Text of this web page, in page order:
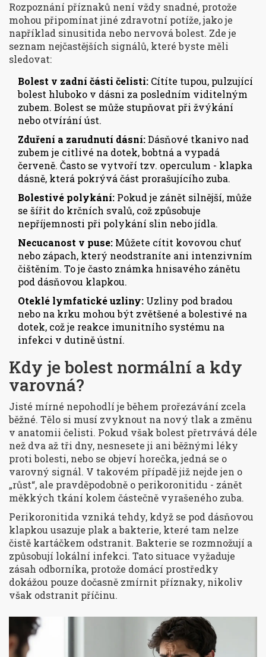
Rozpoznání příznaků není vždy snadné, protože
mohou připomínat jiné zdravotní potíže, jako je
například sinusitida nebo nervová bolest. Zde je
seznam nejčastějších signálů, které byste měli
sledovat:
Bolest v zadní části čelisti: Cítíte tupou, pulzující
bolest hluboko v dásni za posledním viditelným
zubem. Bolest se může stupňovat při žvýkání
nebo otvírání úst.
Zduření a zarudnutí dásní:Dásňové tkanivo nad
zubem je citlivé na dotek, bobtná a vypadá
červeně. Často se vytvoří tzv. operculum - klapka
dásně, která pokrývá část prorašujícího zuba.
Bolestivé polykání: Pokud je zánět silnější, může
se šířit do krčních svalů, což způsobuje
nepříjemnosti při polykání slin nebo jídla.
Necucanost v puse: Můžete cítit kovovou chuť
nebo zápach, který neodstraníte ani intenzivním
čištěním. To je často známka hnisavého zánětu
pod dásňovou klapkou.
Oteklé lymfatické uzliny: Uzliny pod bradou
nebo na krku mohou být zvětšené a bolestivé na
dotek, což je reakce imunitního systému na
infekci v dutině ústní.
Kdy je bolest normální a kdy
varovná?
Jisté mírné nepohodlí je během prořezávání zcela
běžné. Tělo si musí zvyknout na nový tlak a změnu
v anatomii čelisti. Pokud však bolest přetrvává déle
než dva až tři dny, nesnesete ji ani běžnými léky
proti bolesti, nebo se objeví horečka, jedná se o
varovný signál. V takovém případě již nejde jen o
„růst“, ale pravděpodobně o perikoronitidu - zánět
měkkých tkání kolem částečně vyrašeného zuba.
Perikoronitida vzniká tehdy, když se pod dásňovou
klapkou usazuje plak a bakterie, které tam nelze
čistě kartáčkem odstranit. Bakterie se rozmnožují a
způsobují lokální infekci. Tato situace vyžaduje
zásah odborníka, protože domácí prostředky
dokážou pouze dočasně zmírnit příznaky, nikoliv
však odstranit příčinu.